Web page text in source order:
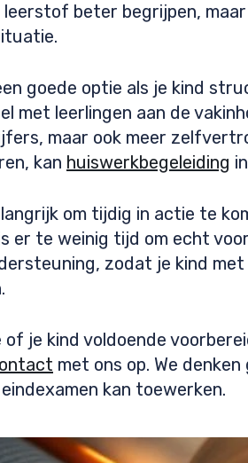
leerstof beter begrijpen,
goede optie als je kind
met leerlingen aan de
maar ook meer
kan huiswerkbegeleiding
om tijdig in actie te
er te weinig tijd om echt
zodat je kind met
of je kind voldoende
met ons op. We
kan toewerken.